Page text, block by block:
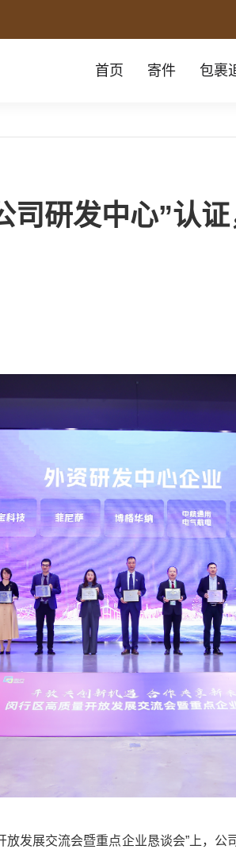
首页 寄件 包裹
司研发中心”认
发展交流会暨重点企业恳谈会”上，公